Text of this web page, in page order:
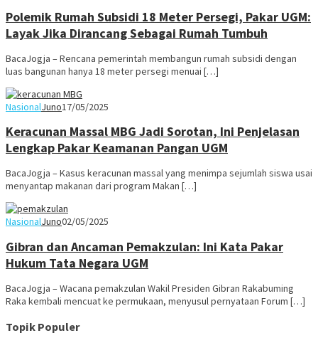
Polemik Rumah Subsidi 18 Meter Persegi, Pakar UGM:
Layak Jika Dirancang Sebagai Rumah Tumbuh
BacaJogja – Rencana pemerintah membangun rumah subsidi dengan
luas bangunan hanya 18 meter persegi menuai […]
NasionalJuno17/05/2025
Keracunan Massal MBG Jadi Sorotan, Ini Penjelasan
Lengkap Pakar Keamanan Pangan UGM
BacaJogja – Kasus keracunan massal yang menimpa sejumlah siswa usai
menyantap makanan dari program Makan […]
NasionalJuno02/05/2025
Gibran dan Ancaman Pemakzulan: Ini Kata Pakar
Hukum Tata Negara UGM
BacaJogja – Wacana pemakzulan Wakil Presiden Gibran Rakabuming
Raka kembali mencuat ke permukaan, menyusul pernyataan Forum […]
Topik Populer